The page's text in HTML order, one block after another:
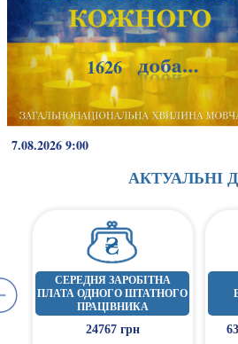
1626
7.08.2026 9:00
АКТУАЛЬНІ
СЕРЕДНЯ ЗАРОБІТНА
ПЛАТА ОДНОГО ШТАТНОГО
ПРАЦІВНИКА
24767 грн